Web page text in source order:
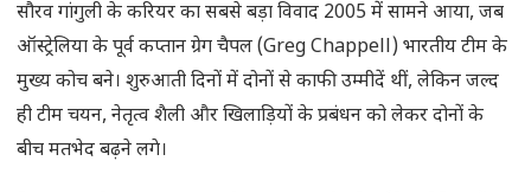
सौरव गांगुली के करियर का सबसे बड़ा विवाद 2005 में सामने आया, जब
ऑस्ट्रेलिया के पूर्व कप्तान ग्रेग चैपल (Greg Chappell) भारतीय टीम के
मुख्य कोच बने। शुरुआती दिनों में दोनों से काफी उम्मीदें थीं, लेकिन जल्द
ही टीम चयन, नेतृत्व शैली और खिलाड़ियों के प्रबंधन को लेकर दोनों के
बीच मतभेद बढ़ने लगे।